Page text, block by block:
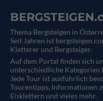
Thema Bergsteigen in
Seit Jahren ist
Kletterer und Bergsteiger.
Auf dem Portal finden sich
unterschiedliche Kategorien
Jede Tour ist ausführlich
Tourentipps, Informationen
Eisklettern und vieles mehr.